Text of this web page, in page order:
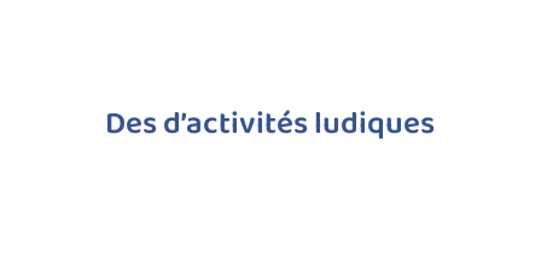
Des d’activités ludiques